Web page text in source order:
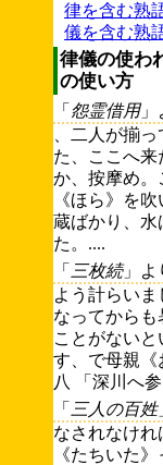
律を含む熟
儀を含む熟
律儀の使わ
の使い方
「 怨霊借用」
、二人が揃
た、ここへ
か、按摩め。
《ほら》を
蔵ばかり、水
た。....
「 三枚続」よ
よう計らいま
なってからも
ことがないと
す、で母親《
八 「深川へ
「 三人の百姓
なされなけれ
《たちいた